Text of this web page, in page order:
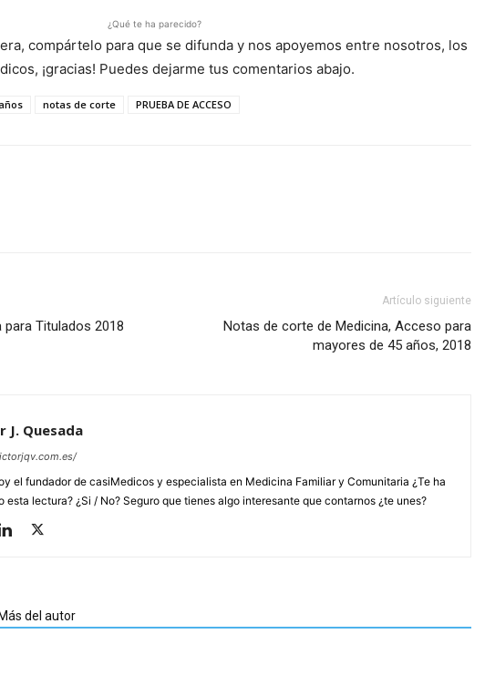
¿Qué te ha parecido?
compártelo para que se difunda y nos apoyemos entre nosotros, los
¡gracias! Puedes dejarme tus comentarios abajo.
notas de corte PRUEBA DE ACCESO
Titulados 2018
Artículo siguiente
Notas de corte de Medicina, Acceso para
mayores de 45 años, 2018
J. Quesada
el fundador de casiMedicos y especialista en Medicina Familiar y Comunitaria ¿Te ha
esta lectura? ¿Si / No? Seguro que tienes algo interesante que contarnos ¿te unes?
del autor